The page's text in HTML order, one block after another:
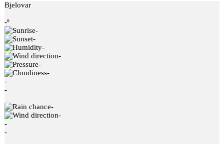
Bjelovar
-º
-
-
-
-
-
-
-
-
-
-
-
-